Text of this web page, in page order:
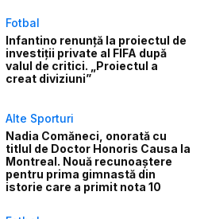
Fotbal
Infantino renunță la proiectul de
investiții private al FIFA după
valul de critici. „Proiectul a
creat diviziuni”
Alte Sporturi
Nadia Comăneci, onorată cu
titlul de Doctor Honoris Causa la
Montreal. Nouă recunoaștere
pentru prima gimnastă din
istorie care a primit nota 10